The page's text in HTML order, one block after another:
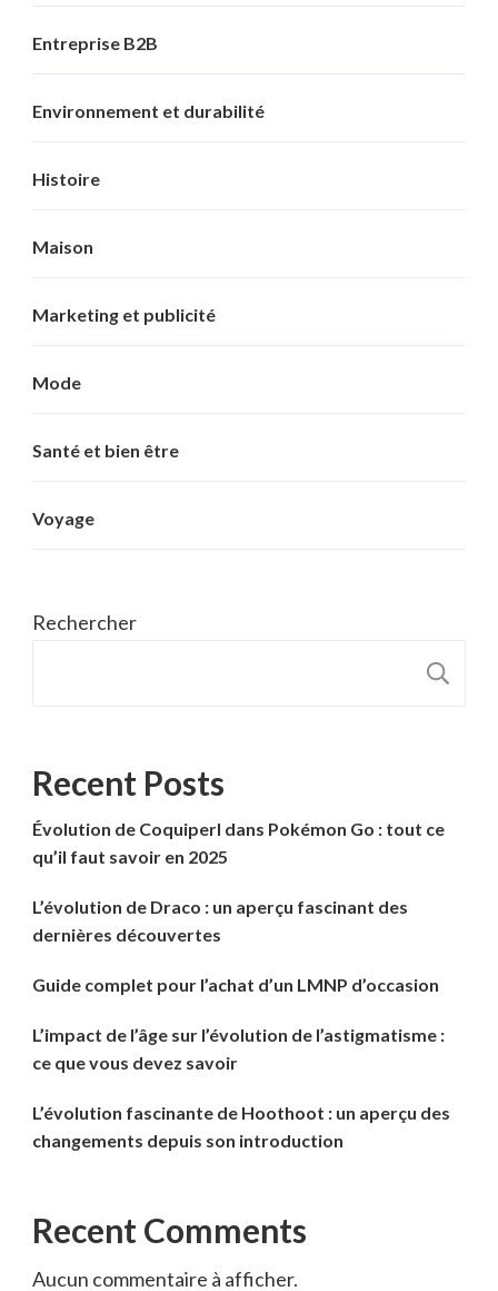
Entreprise B2B
Environnement et durabilité
Histoire
Maison
Marketing et publicité
Mode
Santé et bien être
Voyage
Rechercher
Recent Posts
Évolution de Coquiperl dans Pokémon Go : tout ce
qu’il faut savoir en 2025
L’évolution de Draco : un aperçu fascinant des
dernières découvertes
Guide complet pour l’achat d’un LMNP d’occasion
L’impact de l’âge sur l’évolution de l’astigmatisme :
ce que vous devez savoir
L’évolution fascinante de Hoothoot : un aperçu des
changements depuis son introduction
Recent Comments
Aucun commentaire à afficher.